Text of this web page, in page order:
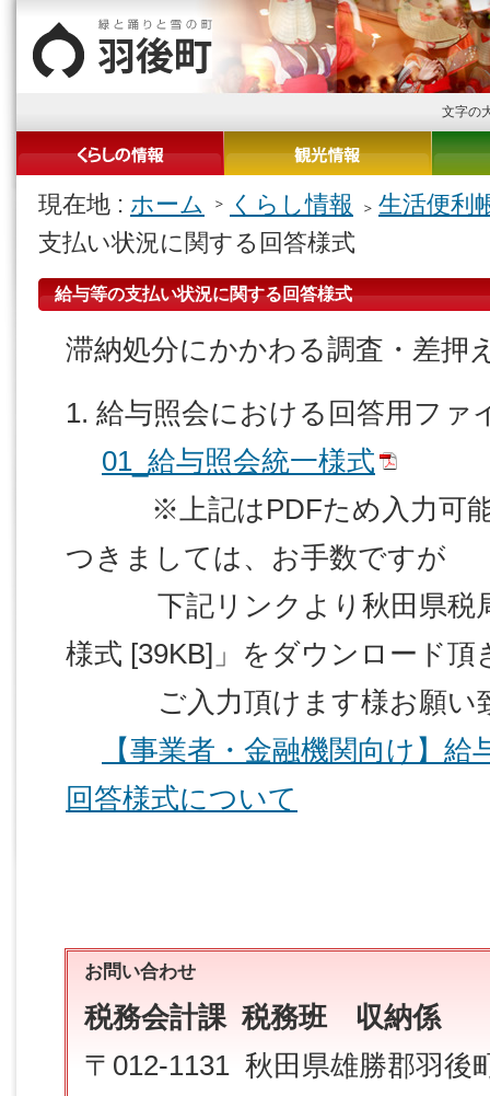
文字の
現在地 : ホーム くらし情報
生活便利
支払い状況に関する回答様式
給与等の支払い状況に関する回答様式
滞納処分にかかわる調査・差押
1. 給与照会における回答用ファ
01_給与照会統一様式
※上記はPDFため入力可能
つきましては、お手数ですが
下記リンクより秋田県税局
様式 [39KB]」をダウンロード頂
ご入力頂けます様お願い
【事業者・金融機関向け】
回答様式について
お問い合わせ
税務会計課 税務班 収納係
〒012-1131 秋田県雄勝郡羽後